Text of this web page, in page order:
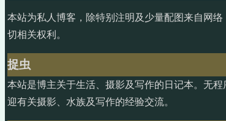
本站为私人博客，除特别注明及少量配图来自网
切相关权利。
捉虫
本站是博主关于生活、摄影及写作的日记本。无
迎有关摄影、水族及写作的经验交流。